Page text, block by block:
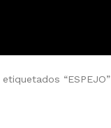
“ESPEJO”